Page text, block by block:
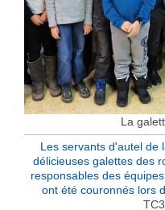
La
Les servants d'autel de
délicieuses galettes des
responsables des
ont été couronnés lors
TC3